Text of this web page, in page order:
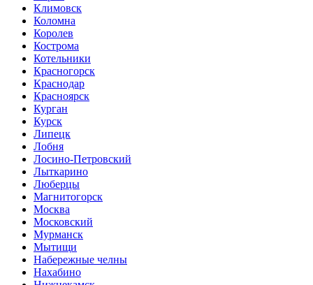
Климовск
Коломна
Королев
Кострома
Котельники
Красногорск
Краснодар
Красноярск
Курган
Курск
Липецк
Лобня
Лосино-Петровский
Лыткарино
Люберцы
Магнитогорск
Москва
Московский
Мурманск
Мытищи
Набережные челны
Нахабино